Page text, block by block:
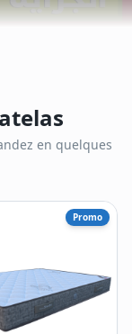
en quelques
Promo